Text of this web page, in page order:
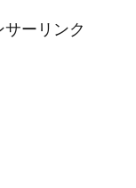
サーリンク